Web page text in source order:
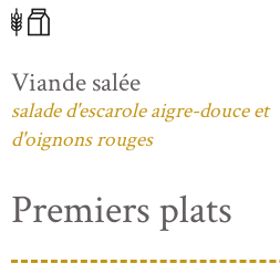
Viande salée
salade d'escarole aigre-douce et
d'oignons rouges
Premiers plats